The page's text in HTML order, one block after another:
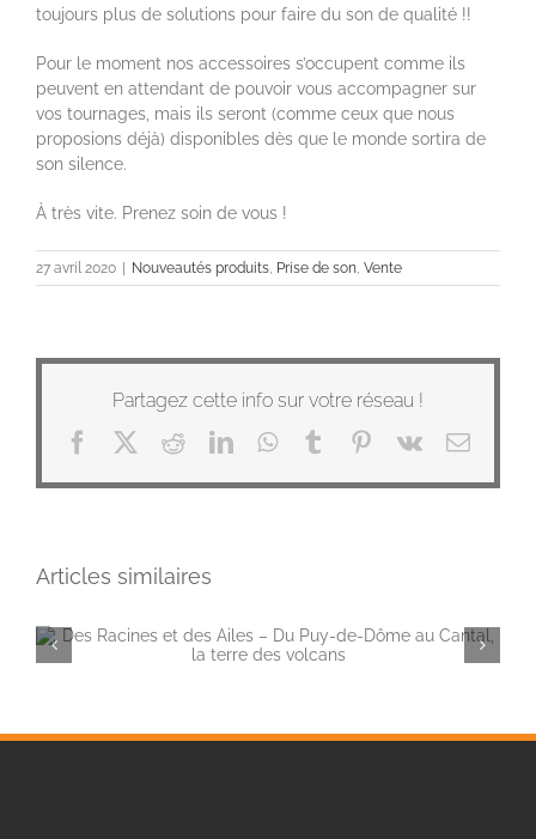
toujours plus de solutions pour faire du son de qualité !!
Pour le moment nos accessoires s’occupent comme ils
peuvent en attendant de pouvoir vous accompagner sur
vos tournages, mais ils seront (comme ceux que nous
proposions déjà) disponibles dès que le monde sortira de
son silence.
À très vite. Prenez soin de vous !
27 avril 2020 Nouveautés produits, Prise de son, Vente
Partagez cette info sur votre réseau !
FacebookRedditLinkedInWhatsApp
TumblrPinterest
Vk Email
Articles similaires